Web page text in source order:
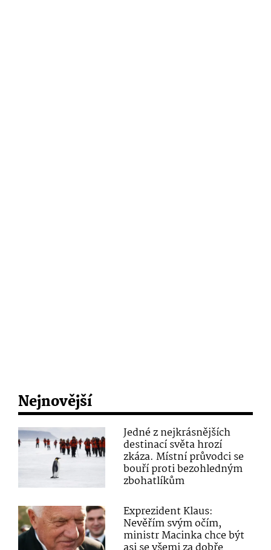
Nejnovější
Jedné z nejkrásnějších
destinací světa hrozí
zkáza. Místní průvodci se
bouří proti bezohledným
zbohatlíkům
Exprezident Klaus:
Nevěřím svým očím,
ministr Macinka chce být